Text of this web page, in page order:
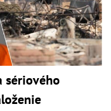
sériového